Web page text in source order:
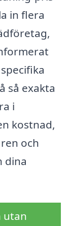
in flera
så exakta
i
kostnad,
och
dina
utan